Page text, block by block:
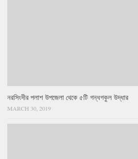
নরসিংদীর পলাশ উপজেলা থেকে ৫টি গন্ধগকুল উদ্ধার
MARCH 30, 2019